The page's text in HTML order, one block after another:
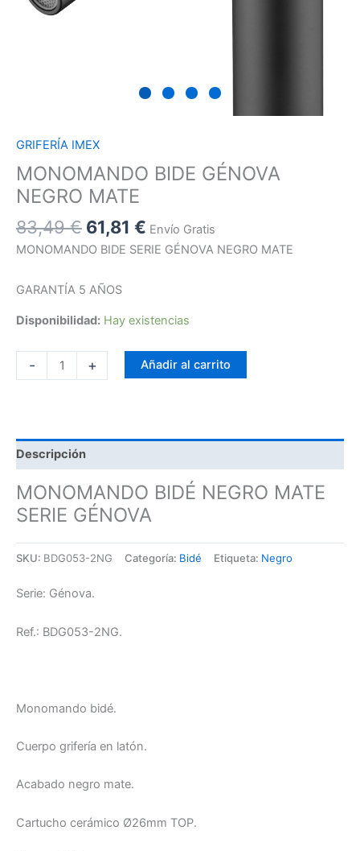
GRIFERÍA IMEX
MONOMANDO BIDE GÉNOVA
NEGRO MATE
83,49€ 61,81 € Envío Gratis
MONOMANDO BIDE SERIE GÉNOVA NEGRO MATE
GARANTÍA 5 AÑOS
Disponibilidad: Hay existencias
- + Añadir al carrito
Descripción
MONOMANDO BIDÉ NEGRO MATE
SERIE GÉNOVA
SKU: BDG053-2NG Categoría: Bidé Etiqueta: Negro
Serie: Génova.
Ref.: BDG053-2NG.
Monomando bidé.
Cuerpo grifería en latón.
Acabado negro mate.
Cartucho cerámico Ø26mm TOP.